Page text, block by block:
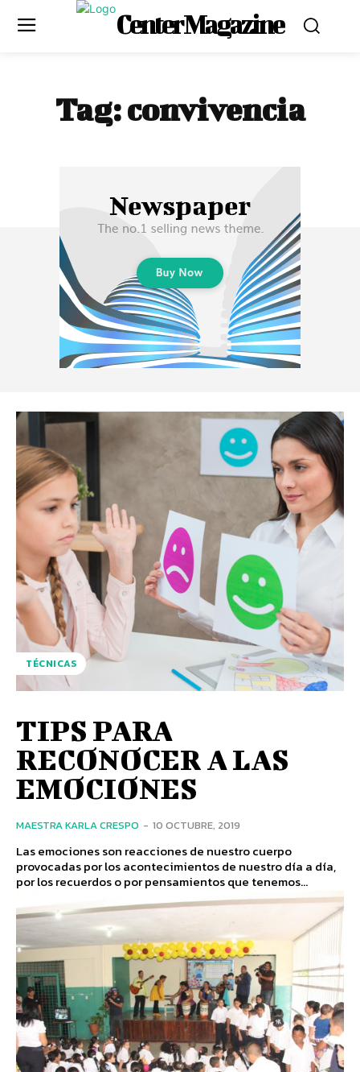
Center Magazine
Tag:convivencia
TÉCNICAS
TIPS PARA
RECONOCER A LAS
EMOCIONES
MAESTRA KARLA CRESPO - 10 OCTUBRE, 2019
Las emociones son reacciones de nuestro cuerpo
provocadas por los acontecimientos de nuestro día a día,
por los recuerdos o por pensamientos que tenemos...